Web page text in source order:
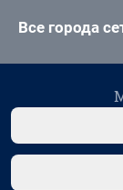
Все города